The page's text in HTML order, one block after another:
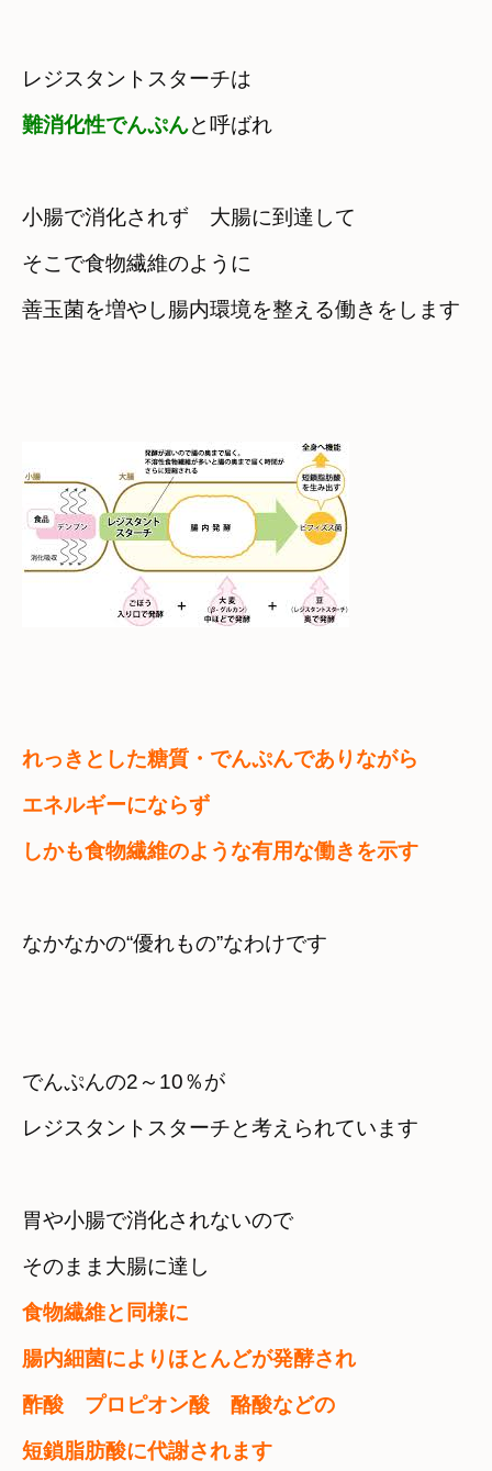
難消化性でんぷんと呼ばれ
小腸で消化されず　大腸に到達して
そこで食物繊維のように
善玉菌を増やし腸内環境を整える働きをします
れっきとした糖質・でんぷんでありながら
エネルギーにならず
しかも食物繊維のような有用な働きを示す
なかなかの“優れもの”なわけです
でんぷんの2～10％が
レジスタントスターチと考えられています
胃や小腸で消化されないので
そのまま大腸に達し
食物繊維と同様に
腸内細菌によりほとんどが発酵され
酢酸　プロピオン酸　酪酸などの
短鎖脂肪酸に代謝されます